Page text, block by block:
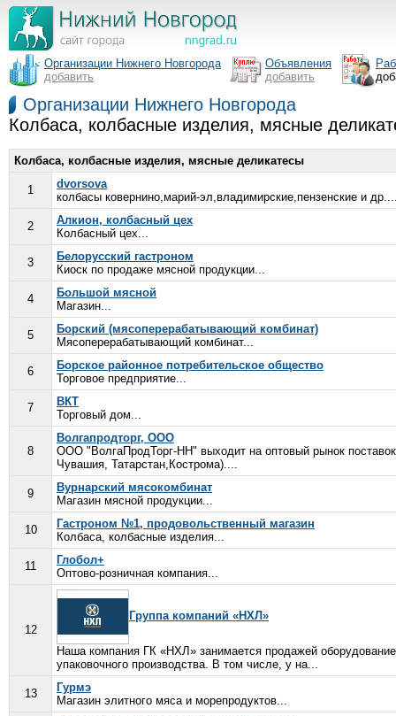
Организации Нижнего Новгорода
добавить
Объявления
добавить
Организации Нижнего Новгорода
Колбаса, колбасные изделия, мясные
Колбаса, колбасные изделия, мясные деликатесы
1
dvorsova
колбасы ковернино,марий-эл,владимирские,пензенские и
2
Алкион, колбасный цех
Колбасный цех...
3
Белорусский гастроном
Киоск по продаже мясной продукции...
4
Большой мясной
Магазин...
5
Борский (мясоперерабатывающий комбинат)
Мясоперерабатывающий комбинат...
6
Борское районное потребительское общество
Торговое предприятие...
7
ВКТ
Торговый дом...
8
Волгапродторг, ООО
ООО "ВолгаПродТорг-НН" выходит на оптовый рынок
Чувашия, Татарстан,Кострома)....
9
Вурнарский мясокомбинат
Магазин мясной продукции...
10
Гастроном №1, продовольственный магазин
Колбаса, колбасные изделия...
11
Глобол+
Оптово-розничная компания...
12
Группа компаний «НХЛ»
Наша компания ГК «НХЛ» занимается продажей
упаковочного производства. В том числе, у на...
13
Гурмэ
Магазин элитного мяса и морепродуктов...